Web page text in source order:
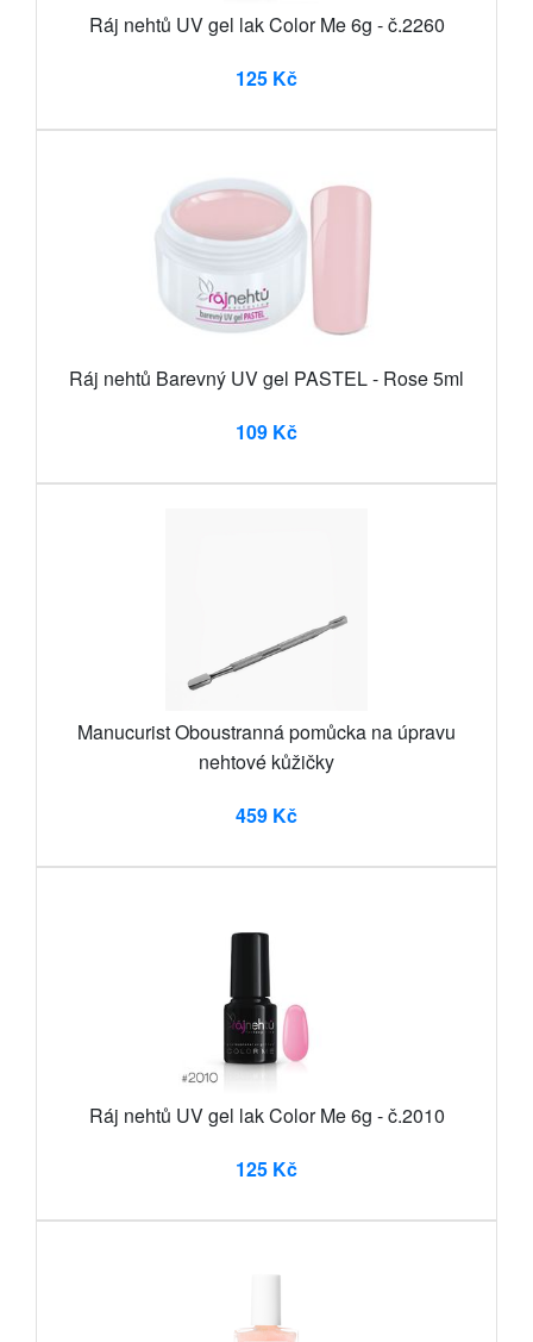
Ráj nehtů UV gel lak Color Me 6g - č.2260
125 Kč
Ráj nehtů Barevný UV gel PASTEL - Rose 5ml
109 Kč
Manucurist Oboustranná pomůcka na úpravu
nehtové kůžičky
459 Kč
Ráj nehtů UV gel lak Color Me 6g - č.2010
125 Kč